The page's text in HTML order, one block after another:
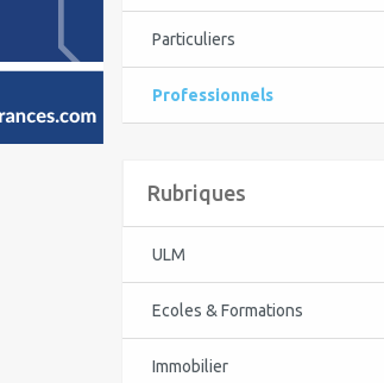
Particuliers
Professionnels
Rubriques
ULM
Ecoles & Formations
Immobilier